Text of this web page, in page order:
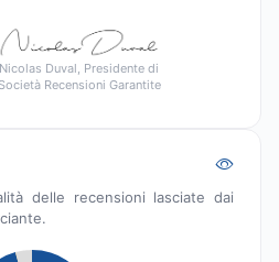
Nicolas Duval, Presidente di
Società Recensioni Garantite
delle recensioni lasciate dai